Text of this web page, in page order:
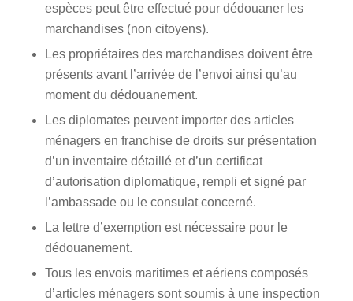
espèces peut être effectué pour dédouaner les
marchandises (non citoyens).
Les propriétaires des marchandises doivent être
présents avant l’arrivée de l’envoi ainsi qu’au
moment du dédouanement.
Les diplomates peuvent importer des articles
ménagers en franchise de droits sur présentation
d’un inventaire détaillé et d’un certificat
d’autorisation diplomatique, rempli et signé par
l’ambassade ou le consulat concerné.
La lettre d’exemption est nécessaire pour le
dédouanement.
Tous les envois maritimes et aériens composés
d’articles ménagers sont soumis à une inspection